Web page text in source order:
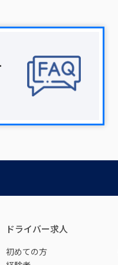
ドライバー求人
初めての方